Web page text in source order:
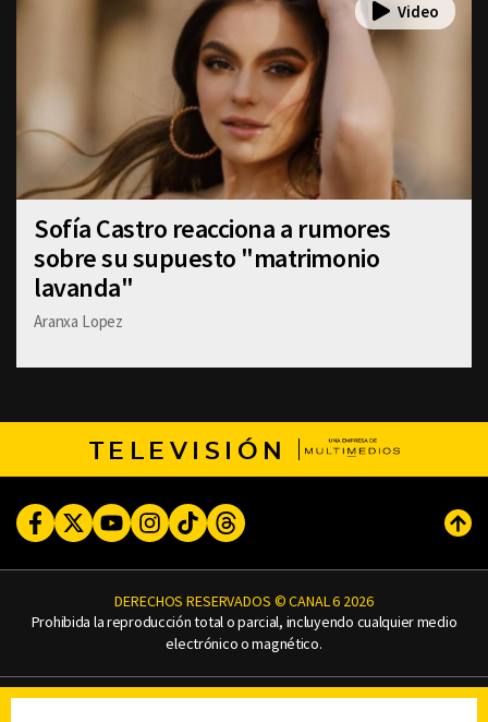
Sofía Castro reacciona a rumores
sobre su supuesto "matrimonio
lavanda"
Aranxa Lopez
TELEVISIÓN
FacebookTwitterYoutubeInstagram
TikTokThreads
DERECHOS RESERVADOS © CANAL 6 2026
Prohibida la reproducción total o parcial, incluyendo cualquier medio
electrónico o magnético.